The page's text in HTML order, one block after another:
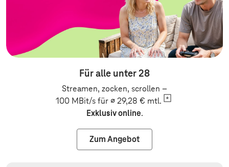
Für alle unter 28
Streamen, zocken, scrollen –
100 MBit/s für ∅ 29,28 € mtl.
Exklusiv online.
Zum Angebot